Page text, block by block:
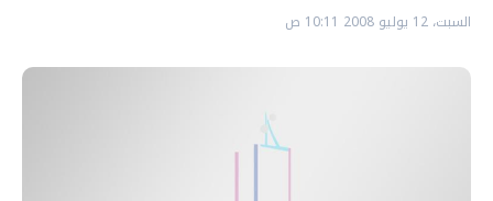
السبت، 12 يوليو 2008 10:11 ص